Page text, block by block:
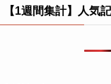
【1週間集計】人気